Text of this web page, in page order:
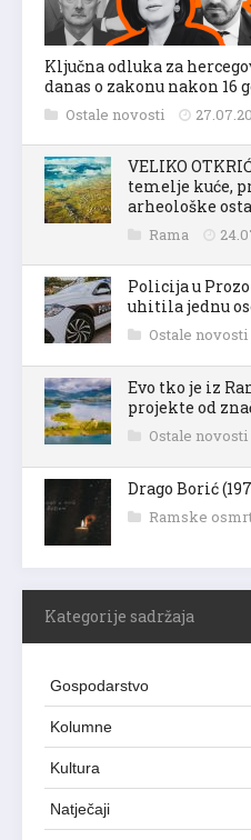
Ključna odluka za
danas o zakonu nakon 16
Ostale novosti
VELIKO
temelje kuće,
arheološke
Rama
Policija u
uhitila jednu
Ostale novosti
Evo tko je iz
projekte od
Ostale novosti
Drago Borić
Ramske
Kategorije sadržaja
Gospodarstvo
Kolumne
Kultura
Natječaji